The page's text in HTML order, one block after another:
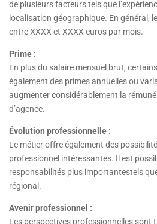
de plusieurs facteurs tels que
localisation géographique. En général,
entre XXXX et XXXX euros par mois.
Prime :
En plus du salaire mensuel brut,
également des primes annuelles ou
augmenter considérablement la
d’agence.
Évolution professionnelle :
Le métier offre également des
professionnel intéressantes. Il est
responsabilités plus importantestels
régional.
Avenir professionnel :
Les perspectives professionnelles sont